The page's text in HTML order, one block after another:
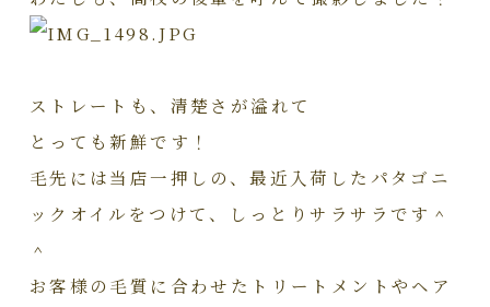
ストレートも、清楚さが溢れて
とっても新鮮です！
毛先には当店一押しの、最近入荷したパタゴニ
ックオイルをつけて、しっとりサラサラです＾
＾
お客様の毛質に合わせたトリートメントやヘア